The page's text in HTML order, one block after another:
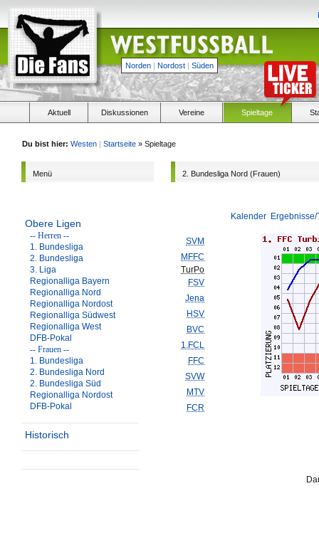
Norden | Nordost | Süden
Aktuell Diskussionen Vereine Spieltage
Du bist hier: Westen | Startseite » Spieltage
Menü
Obere Ligen
-- Herren --
1. Bundesliga
2. Bundesliga
3. Liga
Regionalliga Bayern
Regionalliga Nord
Regionalliga Nordost
Regionalliga Südwest
Regionalliga West
DFB-Pokal
-- Frauen --
1. Bundesliga
2. Bundesliga Nord
2. Bundesliga Süd
Regionalliga Nordost
DFB-Pokal
Historisch
2. Bundesliga Nord (Frauen)
Kalender
SVM
MFFC
TurPo
FSV
Jena
HSV
BVC
1.FCL
FFC
SVW
MTV
FCR